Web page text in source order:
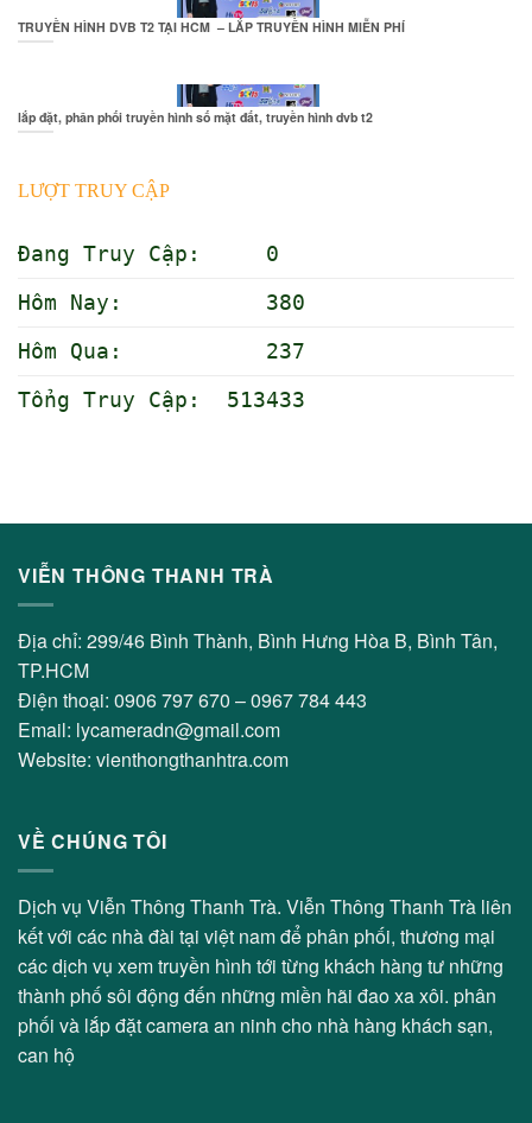
TRUYỀN HÌNH DVB T2 TẠI HCM – LẮP TRUYỀN HÌNH MIỄN PHÍ
lắp đặt, phân phối truyền hình số mặt đất, truyền hình dvb t2
LƯỢT TRUY CẬP
Đang Truy Cập: 0
Hôm Nay: 380
Hôm Qua: 237
Tổng Truy Cập: 513433
VIỄN THÔNG THANH TRÀ
Địa chỉ: 299/46 Bình Thành, Bình Hưng Hòa B, Bình Tân,
TP.HCM
Điện thoại: 0906 797 670 – 0967 784 443
Email: lycameradn@gmail.com
Website: vienthongthanhtra.com
VỀ CHÚNG TÔI
Dịch vụ Viễn Thông Thanh Trà. Viễn Thông Thanh Trà liên
kết với các nhà đài tại việt nam để phân phối, thương mại
các dịch vụ xem truyền hình tới từng khách hàng tư những
thành phố sôi động đến những miền hãi đao xa xôi. phân
phối và lắp đặt camera an ninh cho nhà hàng khách sạn,
can hộ